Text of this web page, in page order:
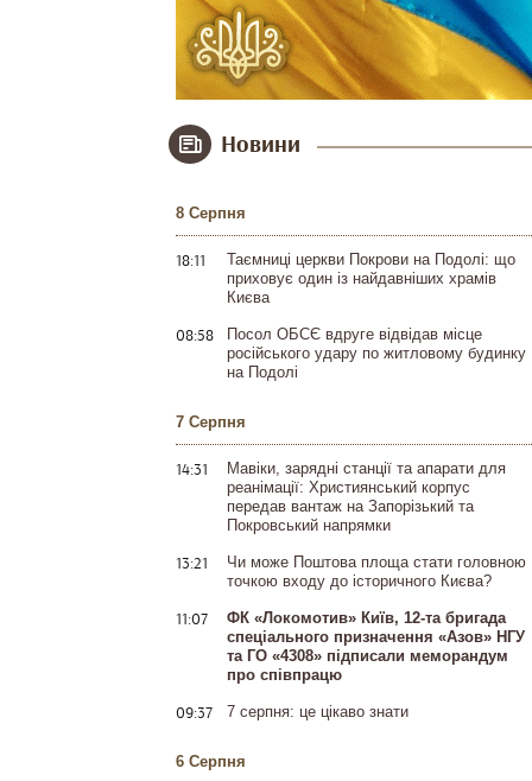
Новини
8 Серпня
18:11
Таємниці церкви Покрови на Подолі: що
приховує один із найдавніших храмів
Києва
08:58
Посол ОБСЄ вдруге відвідав місце
російського удару по житловому будинку
на Подолі
7 Серпня
14:31
Мавіки, зарядні станції та апарати для
реанімації: Християнський корпус
передав вантаж на Запорізький та
Покровський напрямки
13:21
Чи може Поштова площа стати головною
точкою входу до історичного Києва?
11:07
ФК «Локомотив» Київ, 12-та бригада
спеціального призначення «Азов» НГУ
та ГО «4308» підписали меморандум
про співпрацю
09:37 7 серпня: це цікаво знати
6 Серпня